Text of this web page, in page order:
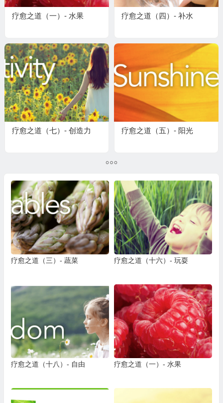
疗愈之道（一）- 水果 疗愈之道（四）- 补水
疗愈之道（七）- 创造力 疗愈之道（五）- 阳光
疗愈之道（三）- 蔬菜 疗愈之道（十六）- 玩耍
疗愈之道（十八）- 自由 疗愈之道（一）- 水果